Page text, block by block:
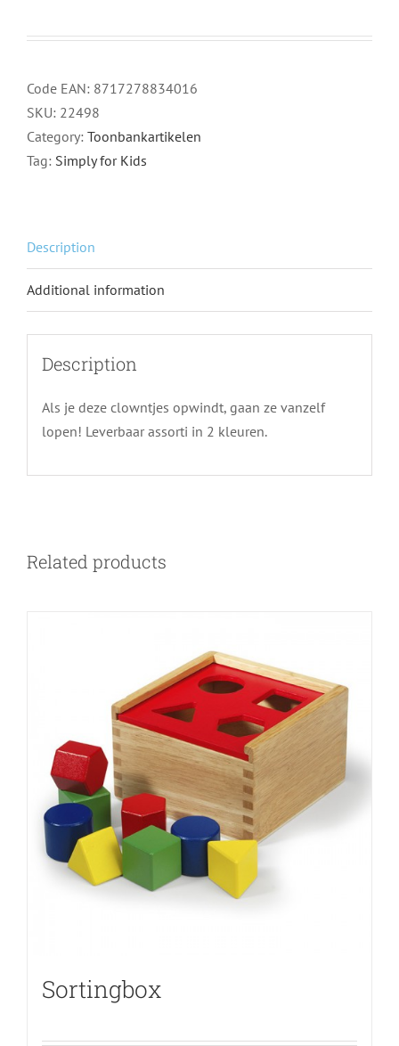
Code EAN: 8717278834016
SKU: 22498
Category: Toonbankartikelen
Tag: Simply for Kids
Description
Additional information
Description
Als je deze clowntjes opwindt, gaan ze vanzelf
lopen! Leverbaar assorti in 2 kleuren.
Related products
Sortingbox